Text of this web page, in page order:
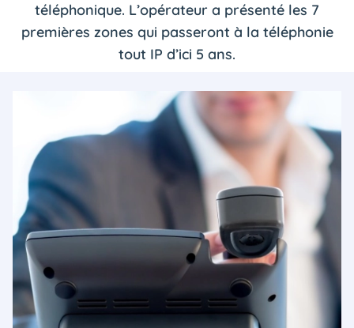
téléphonique. L’opérateur a présenté les 7
premières zones qui passeront à la téléphonie
tout IP d’ici 5 ans.